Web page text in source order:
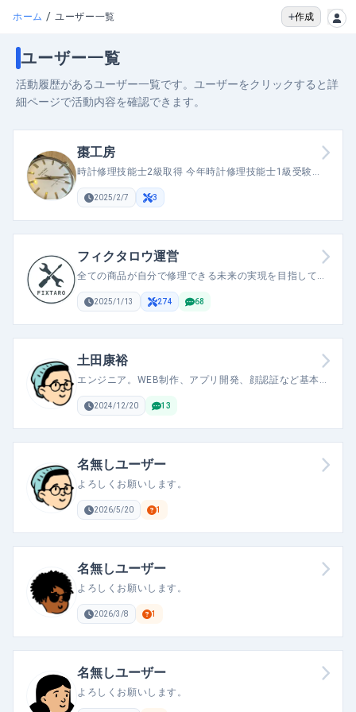
ホーム / ユーザー一覧 作成
ユーザー一覧
活動履歴があるユーザー一覧です。ユーザーをクリックすると詳
細ページで活動内容を確認できます。
棗工房
時計修理技能士2級取得 今年時計修理技能士1級受験予
2025/2/7 3
フィクタロウ運営
全ての商品が自分で修理できる未来の実現を目指してい
2025/1/13 274 68
土田康裕
エンジニア。WEB制作、アプリ開発、顔認証など基本何
てペネトレーションテスト、RPAや自動化なども対応。
2024/12/20 13
名無しユーザー
よろしくお願いします。
2026/5/20 1
名無しユーザー
よろしくお願いします。
2026/3/8 1
名無しユーザー
よろしくお願いします。